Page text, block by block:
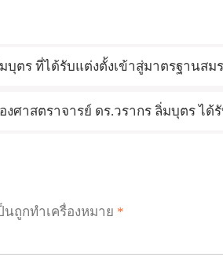
บุตร ที่ได้รับแต่งตั้งเข้าสู่มาตรฐานส
งศาสตราจารย์ ดร.วรากร ลิ่มบุตร ได้
นถูกทำเครื่องหมาย *